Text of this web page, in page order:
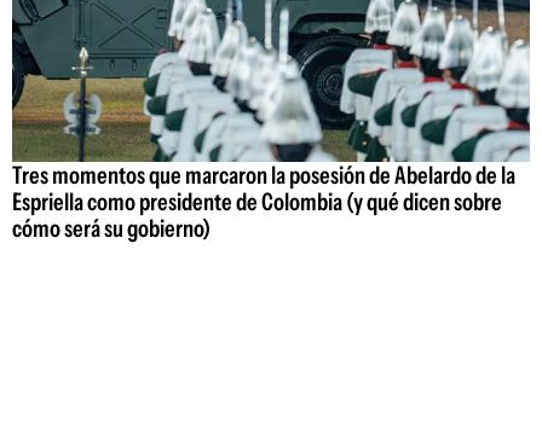
Tres momentos que marcaron la posesión de Abelardo de la
Espriella como presidente de Colombia (y qué dicen sobre
cómo será su gobierno)